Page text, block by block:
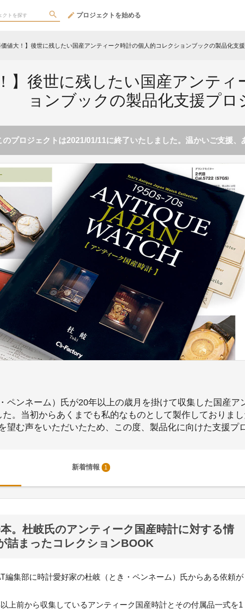
プロジェクトを始める
価値大！】後世に残したい国産アンティーク時計の個人的コレクションブックの製品化支
】後世に残したい国産アンテ
ョンブックの製品化支援プロ
のプロジェクトは2021/01/11に終了いたしました。温かいご支援、
ペンネーム）氏が20年以上の歳月を掛けて収集した国産
。当初からあくまでも私的なものとして製作しておりま
望む声をいただいたため、この度、製品化に向けた支援プ
新着情報 1
。杜岐氏のアンティーク国産時計に対する情
詰まったコレクションBOOK
集部に時計愛好家の杜岐（とき・ペンネーム）氏からある依頼が
上前から収集しているアンティーク国産時計とその付属品一式を1